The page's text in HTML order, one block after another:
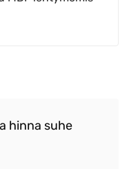
hinna suhe